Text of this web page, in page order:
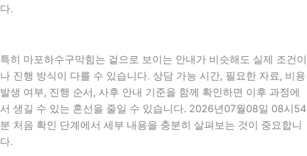
다.
특히 마포하수구막힘는 겉으로 보이는 안내가 비슷해도 실제 조건이
나 진행 방식이 다를 수 있습니다. 상담 가능 시간, 필요한 자료, 비용
발생 여부, 진행 순서, 사후 안내 기준을 함께 확인하면 이후 과정에
서 생길 수 있는 혼선을 줄일 수 있습니다. 2026년07월08일 08시54
분 처음 확인 단계에서 세부 내용을 충분히 살펴보는 것이 중요합니
다.